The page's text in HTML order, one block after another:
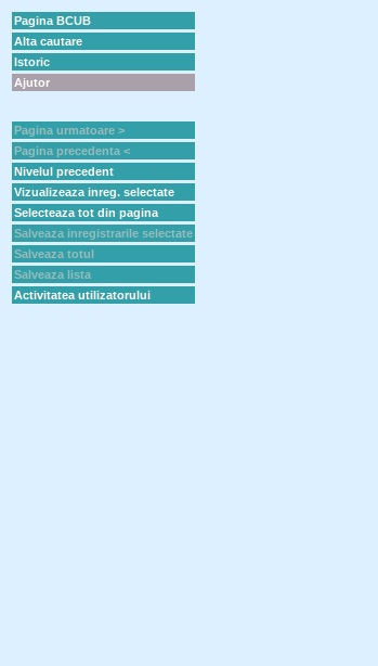
Pagina BCUB
Alta cautare
Istoric
Ajutor
Pagina urmatoare >
Pagina precedenta <
Nivelul precedent
Vizualizeaza inreg. selectate
Selecteaza tot din pagina
Salveaza inregistrarile selectate
Salveaza totul
Salveaza lista
Activitatea utilizatorului